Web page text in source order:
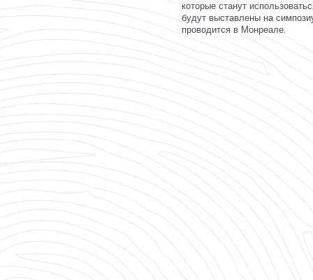
которые станут
будут выставлены на
проводится в Монреале.